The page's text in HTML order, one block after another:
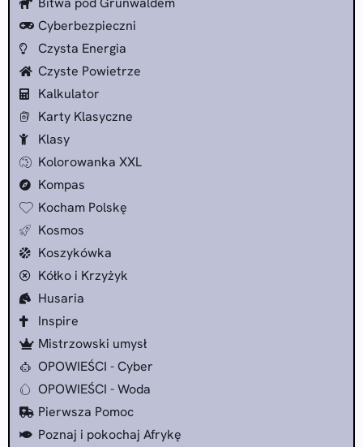
Cyberbezpieczni
Czysta Energia
Czyste Powietrze
Kalkulator
Karty Klasyczne
Klasy
Kolorowanka XXL
Kompas
Kocham Polskę
Kosmos
Koszykówka
Kółko i Krzyżyk
Husaria
Inspire
Mistrzowski umysł
OPOWIEŚCI - Cyber
OPOWIEŚCI - Woda
Pierwsza Pomoc
Poznaj i pokochaj Afrykę